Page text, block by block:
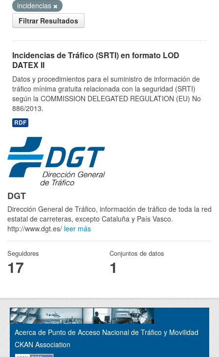
incidencias
Filtrar Resultados
Incidencias de Tráfico (SRTI) en formato LOD
DATEX II
Datos y procedimientos para el suministro de información de
tráfico mínima gratuita relacionada con la seguridad (SRTI)
según la COMMISSION DELEGATED REGULATION (EU) No
886/2013.
RDF
DGT
Dirección General de Tráfico, información de tráfico de toda la red
estatal de carreteras, excepto Cataluña y País Vasco.
http://www.dgt.es/ leer más
Seguidores
17
Conjuntos de datos
1
Acerca de Punto de Acceso Nacional de Tráfico y Movilidad
CKAN Association